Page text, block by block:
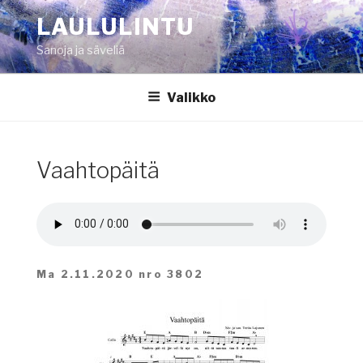
Siirry
sisältöönLAULULINTU
Sanoja ja säveliä
Valikko
Vaahtopäitä
Ma 2.11.2020 nro 3802